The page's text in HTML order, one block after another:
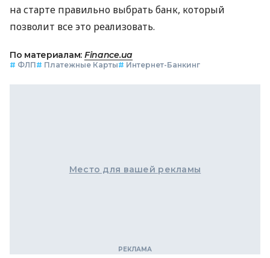
на старте правильно выбрать банк, который
позволит все это реализовать.
По материалам: Finance.ua
# ФЛП# Платежные Карты# Интернет-Банкинг
Место для вашей рекламы